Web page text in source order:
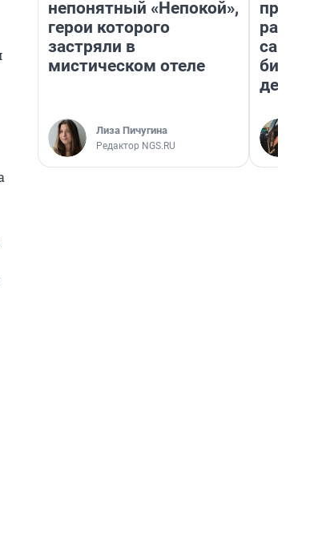
непонятный «Непокой»,
герои которого
застряли в
мистическом отеле
Лиза Пичугина
Редактор NGS.RU